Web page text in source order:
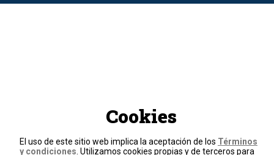
Cookies
El uso de este sitio web implica la aceptación de los Términos
y condiciones . Utilizamos cookies propias y de terceros para